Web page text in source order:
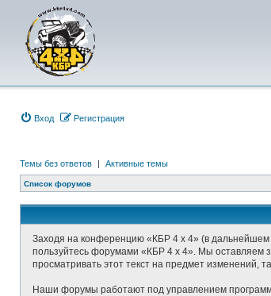
Вход Регистрация
Темы без ответов | Активные темы
Список форумов
Заходя на конференцию «КБР 4 x 4» (в дальнейшем
пользуйтесь форумами «КБР 4 x 4». Мы оставляем
просматривать этот текст на предмет изменений,
Наши форумы работают под управлением